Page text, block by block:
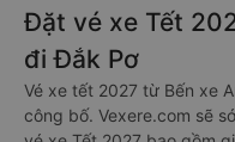
Đặt vé xe Tết
đi Đắk Pơ
Vé xe tết 2027 từ Bến xe
công bố. Vexere.com sẽ